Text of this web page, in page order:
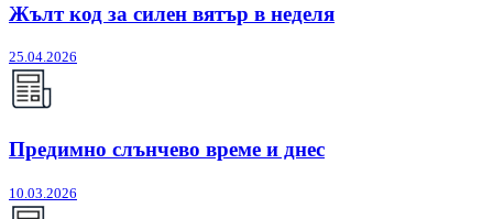
Жълт код за силен вятър в неделя
25.04.2026
Предимно слънчево време и днес
10.03.2026